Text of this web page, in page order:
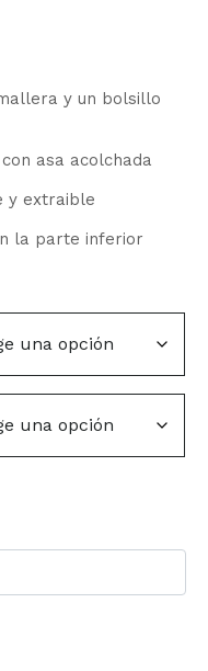
y un bolsillo
asa acolchada
y extraible
la parte inferior